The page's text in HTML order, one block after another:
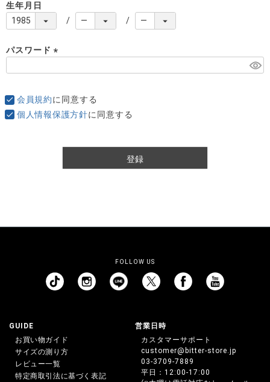
)
生年月日
パスワード
)
会員規約に同意する
個人情報保護方針に同意する
登録
FOLLOW US
GUIDE
お買い物ガイド
サイズの測り方
レビュー一覧
特定商取引法に基づく表記
営業日時
カスタマーサポート
customer@bitter-store.jp
03-3709-7889
平日：12:00-17:00